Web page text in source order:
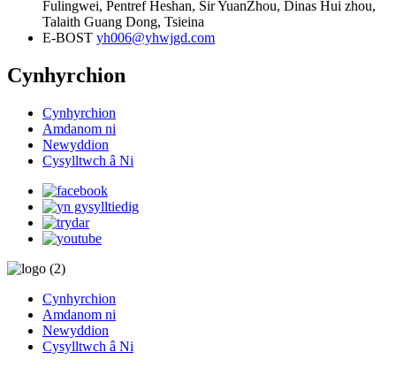
Fulingwei, Pentref Heshan, Sir YuanZhou, Dinas Hui zhou,
Talaith Guang Dong, Tsieina
E-BOST yh006@yhwjgd.com
Cynhyrchion
Cynhyrchion
Amdanom ni
Newyddion
Cysylltwch â Ni
Cynhyrchion
Amdanom ni
Newyddion
Cysylltwch â Ni